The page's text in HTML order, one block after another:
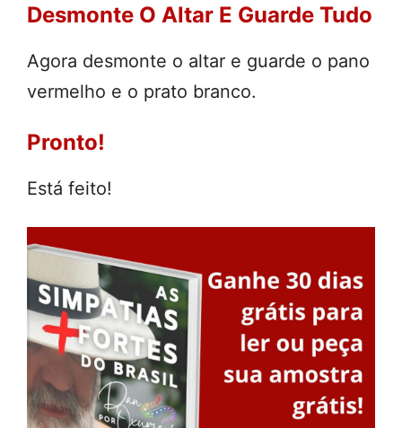
Desmonte O Altar E Guarde Tudo
Agora desmonte o altar e guarde o pano
vermelho e o prato branco.
Pronto!
Está feito!